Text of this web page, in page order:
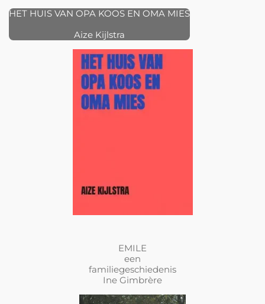
HET HUIS VAN OPA KOOS EN OMA MIES
Aize Kijlstra
EMILE
een
familiegeschiedenis
Ine Gimbrère